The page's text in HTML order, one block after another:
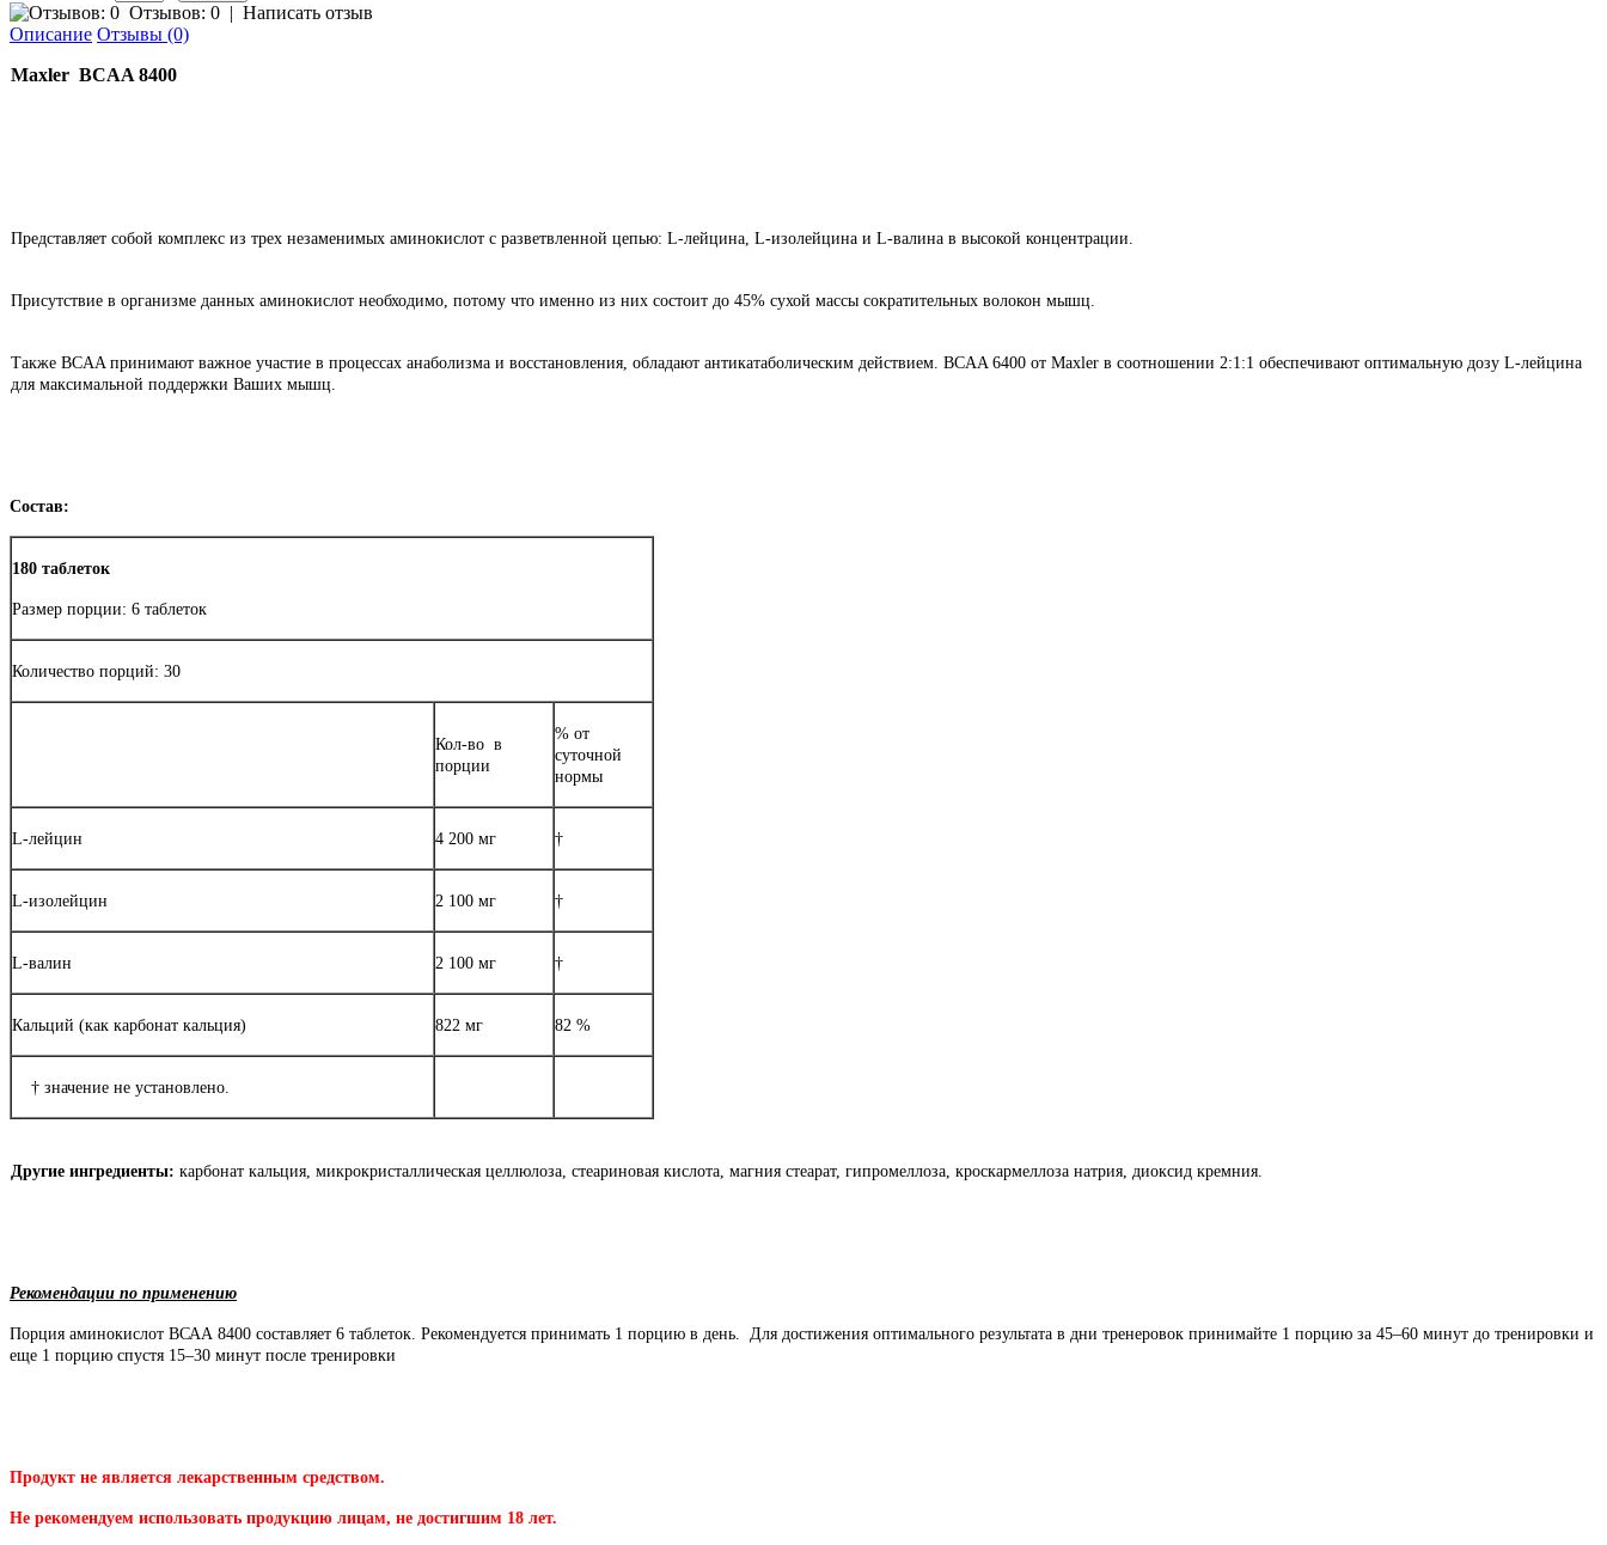
Отзывов: 0 | Написать отзыв
Описание Отзывы (0)
Maxler BCAA 8400
Представляет собой комплекс из трех незаменимых аминокислот с разветвленной цепью: L-лейцина, L-изолейцина и L-валина в высокой концентрации.
Присутствие в организме данных аминокислот необходимо, потому что именно из них состоит до 45% сухой массы сократительных волокон мышц.
Также BCAA принимают важное участие в процессах анаболизма и восстановления, обладают антикатаболическим действием. BCAA 6400 от Maxler в соотношении 2:1:1 обеспечивают оптимальную дозу L-лейцина
для максимальной поддержки Ваших мышц.
Состав:
180 таблеток
Размер порции: 6 таблеток
Количество порций: 30
Кол-во в
порции
% от
суточной
нормы
L-лейцин 4 200 мг †
L-изолейцин 2 100 мг †
L-валин 2 100 мг †
Кальций (как карбонат кальция) 822 мг 82 %
† значение не установлено.
Другие ингредиенты: карбонат кальция, микрокристаллическая целлюлоза, стеариновая кислота, магния стеарат, гипромеллоза, кроскармеллоза натрия, диоксид кремния.
Рекомендации по применению
Порция аминокислот ВСАА 8400 составляет 6 таблеток. Рекомендуется принимать 1 порцию в день. Для достижения оптимального результата в дни тренеровок принимайте 1 порцию за 45–60 минут до тренировки и
еще 1 порцию спустя 15–30 минут после тренировки
Продукт не является лекарственным средством.
Не рекомендуем использовать продукцию лицам, не достигшим 18 лет.